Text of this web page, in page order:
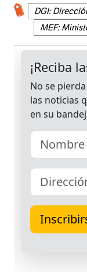
DGI:
MEF: